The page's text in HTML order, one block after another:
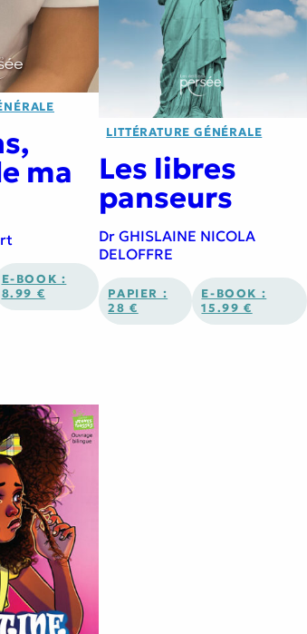
ma
E-BOOK :
8.99 €
LITTÉRATURE GÉNÉRALE
Les libres
panseurs
Dr GHISLAINE NICOLA
DELOFFRE
PAPIER :
28 €
E-BOOK :
15.99 €